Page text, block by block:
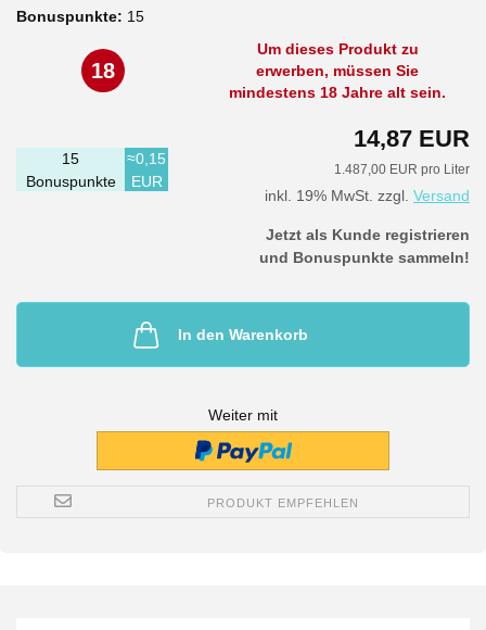
Bonuspunkte: 15
18
Um dieses Produkt zu
erwerben, müssen Sie
mindestens 18 Jahre alt sein.
14,87 EUR
1.487,00 EUR pro Liter
inkl. 19% MwSt. zzgl. Versand
15
Bonuspunkte
≈0,15
EUR
Jetzt als Kunde registrieren
und Bonuspunkte sammeln!
In den Warenkorb
Weiter mit
PRODUKT EMPFEHLEN